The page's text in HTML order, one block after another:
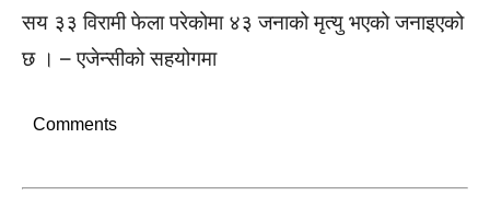
सय ३३ विरामी फेला परेकोमा ४३ जनाको मृत्यु भएको जनाइएको
छ । – एजेन्सीको सहयोगमा
Comments